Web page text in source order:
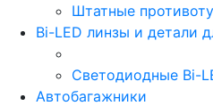
Штатные
Bi-LED линзы и детали
Светодиодные Bi-
Автобагажники